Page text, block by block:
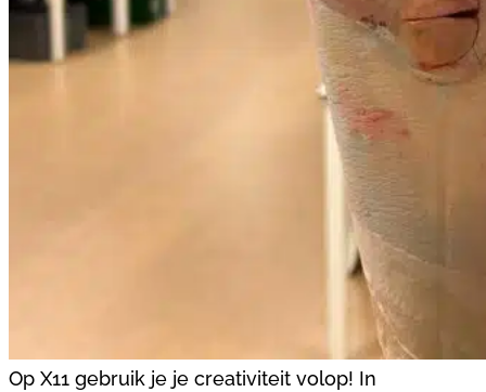
Op X11 gebruik je je creativiteit volop! In